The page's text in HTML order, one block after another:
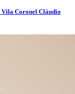
Vila Coronel Cláudio